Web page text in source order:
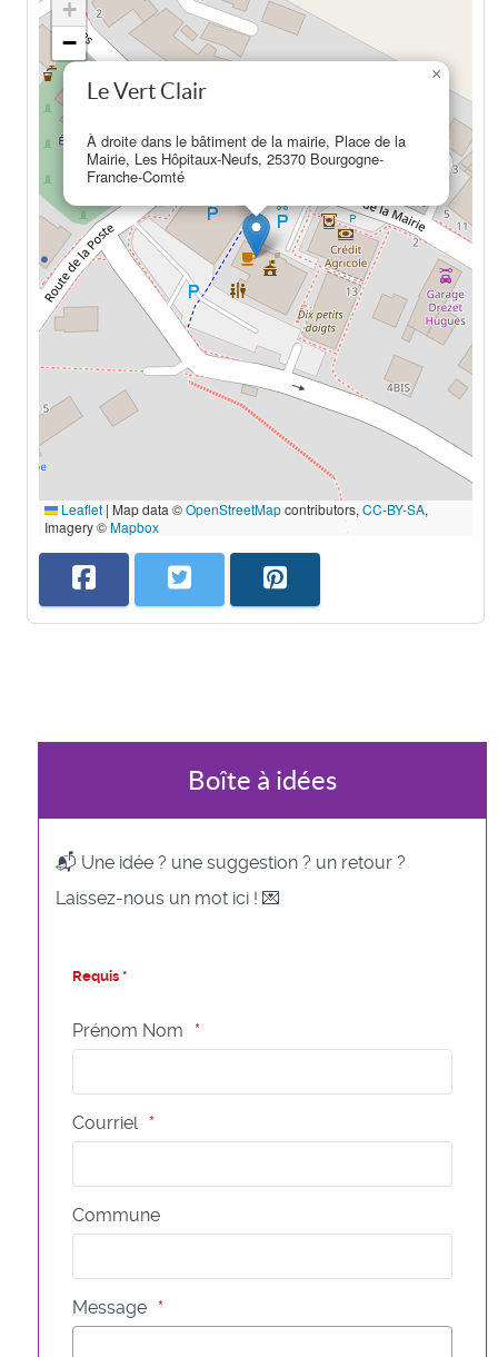
Le Vert Clair
À droite dans le bâtiment de la mairie, Place de la
Mairie, Les Hôpitaux-Neufs, 25370 Bourgogne-
Franche-Comté
×
+
−
Leaflet | Map data ©OpenStreetMapcontributors, CC-BY-SA,
Imagery ©Mapbox
Boîte à idées
📬 Une idée ? une suggestion ? un retour ?
Laissez-nous un mot ici ! 💌
Requis *
Prénom Nom
Courriel
Commune
Message